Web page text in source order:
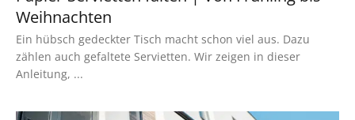
Weihnachten
Ein hübsch gedeckter Tisch macht schon viel aus. Dazu
zählen auch gefaltete Servietten. Wir zeigen in dieser
Anleitung, ...